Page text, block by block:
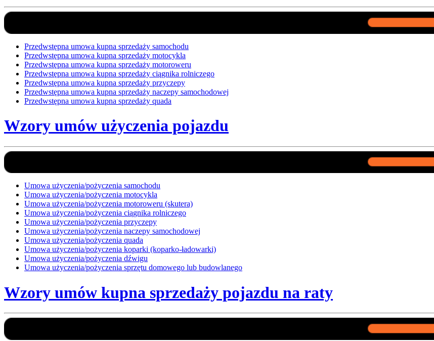
Przedwstępna umowa kupna sprzedaży samochodu
Przedwstępna umowa kupna sprzedaży motocykla
Przedwstępna umowa kupna sprzedaży motoroweru
Przedwstępna umowa kupna sprzedaży ciągnika rolniczego
Przedwstępna umowa kupna sprzedaży przyczepy
Przedwstępna umowa kupna sprzedaży naczepy samochodowej
Przedwstępna umowa kupna sprzedaży quada
Wzory umów użyczenia pojazdu
Umowa użyczenia/pożyczenia samochodu
Umowa użyczenia/pożyczenia motocykla
Umowa użyczenia/pożyczenia motoroweru (skutera)
Umowa użyczenia/pożyczenia ciągnika rolniczego
Umowa użyczenia/pożyczenia przyczepy
Umowa użyczenia/pożyczenia naczepy samochodowej
Umowa użyczenia/pożyczenia quada
Umowa użyczenia/pożyczenia koparki (koparko-ładowarki)
Umowa użyczenia/pożyczenia dźwigu
Umowa użyczenia/pożyczenia sprzętu domowego lub budowlanego
Wzory umów kupna sprzedaży pojazdu na raty